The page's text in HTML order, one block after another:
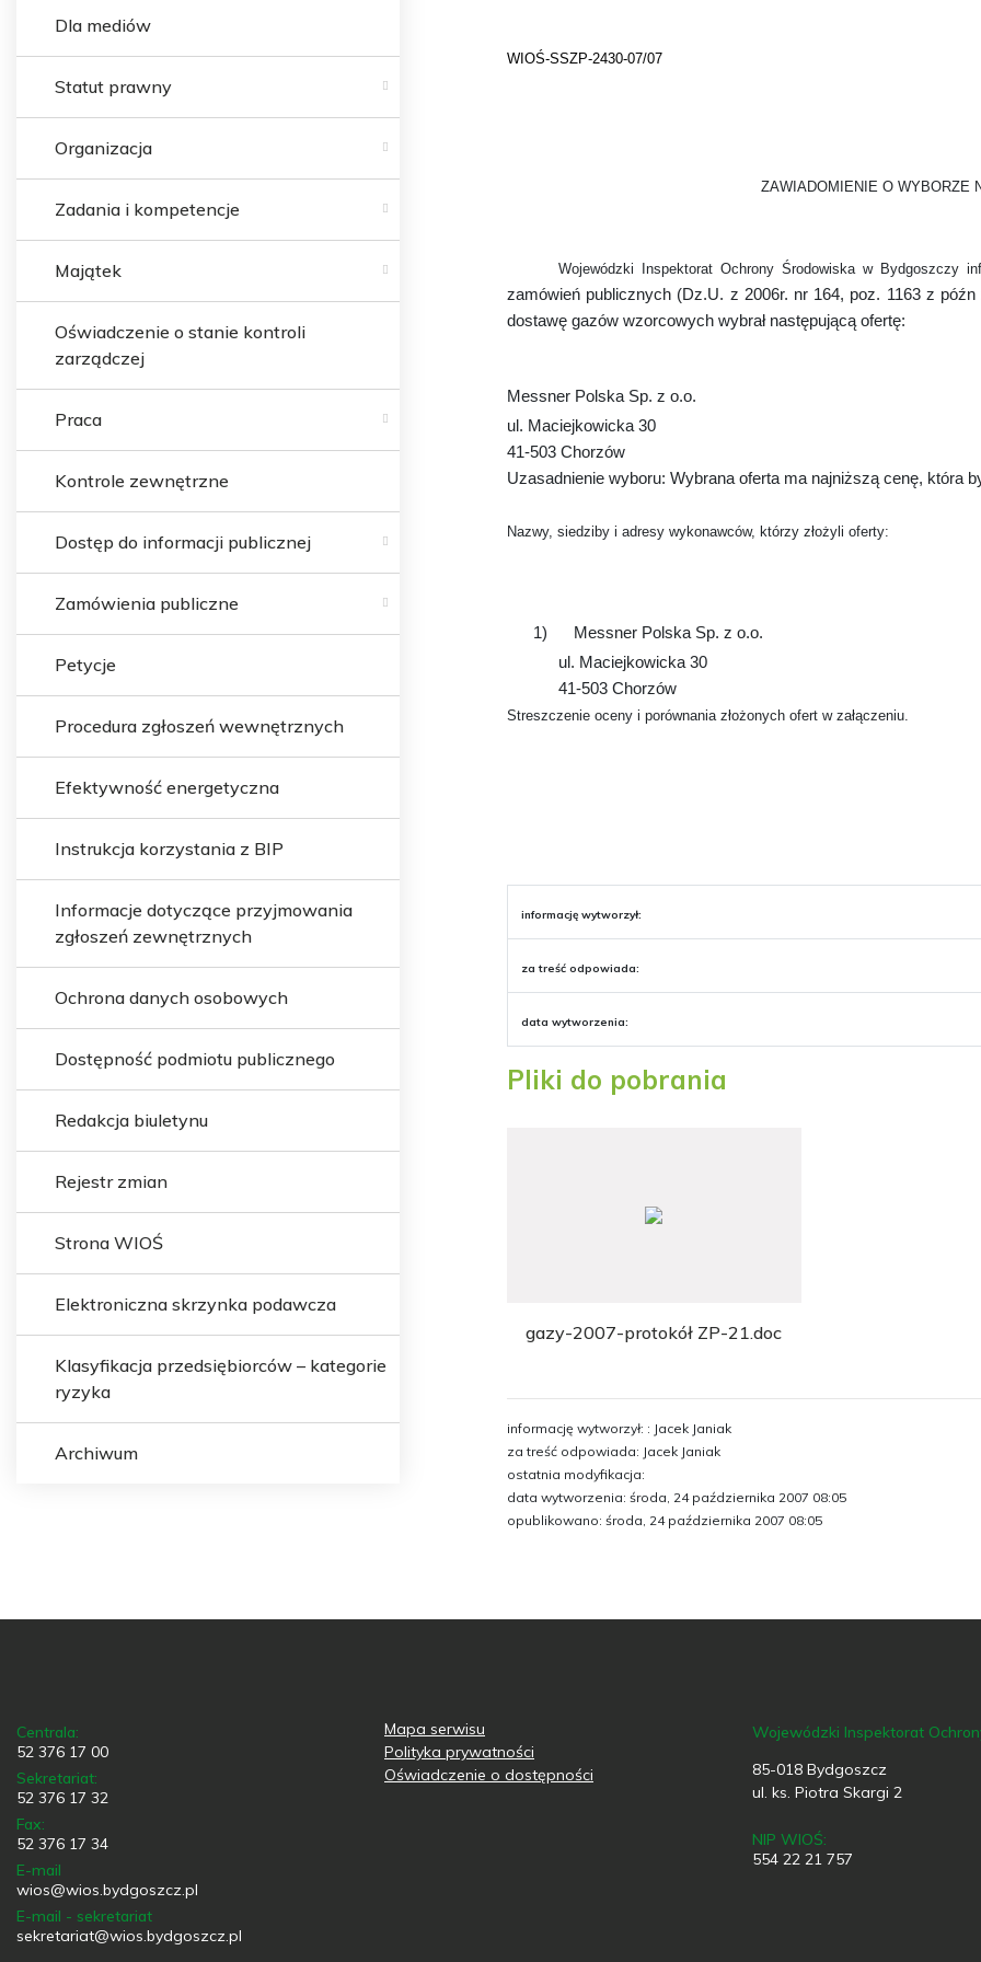
Dla mediów
Statut prawny
Organizacja
Zadania i kompetencje
Majątek
Oświadczenie o stanie kontroli
zarządczej
Praca
Kontrole zewnętrzne
Dostęp do informacji publicznej
Zamówienia publiczne
Petycje
Procedura zgłoszeń wewnętrznych
Efektywność energetyczna
Instrukcja korzystania z BIP
Informacje dotyczące przyjmowania
zgłoszeń zewnętrznych
Ochrona danych osobowych
Dostępność podmiotu publicznego
Redakcja biuletynu
Rejestr zmian
Strona WIOŚ
Elektroniczna skrzynka podawcza
Klasyfikacja przedsiębiorców – kategorie
ryzyka
Archiwum
WIOŚ-SSZP-2430-07/07
ZAWIADOMIENIE O WYBORZE
Wojewódzki Inspektorat Ochrony Środowiska w Bydgoszczy
zamówień publicznych (Dz.U. z 2006r. nr 164, poz. 1163 z
dostawę gazów wzorcowych wybrał następującą ofertę:
Messner Polska Sp. z o.o.
ul. Maciejkowicka 30
41-503 Chorzów
Uzasadnienie wyboru: Wybrana oferta ma najniższą cenę, która
Nazwy, siedziby i adresy wykonawców, którzy złożyli oferty:
1)
Messner Polska Sp. z o.o.
ul. Maciejkowicka 30
41-503 Chorzów
Streszczenie oceny i porównania złożonych ofert w załączeniu.
informację wytworzył:
za treść odpowiada:
data wytworzenia:
Pliki do pobrania
gazy-2007-protokół ZP-21.doc
informację wytworzył: : Jacek Janiak
za treść odpowiada: Jacek Janiak
ostatnia modyfikacja:
data wytworzenia: środa, 24 października 2007 08:05
opublikowano: środa, 24 października 2007 08:05
Centrala:
52 376 17 00
Sekretariat:
52 376 17 32
Fax:
52 376 17 34
E-mail
wios@wios.bydgoszcz.pl
E-mail - sekretariat
sekretariat@wios.bydgoszcz.pl
Mapa serwisu
Polityka prywatności
Oświadczenie o dostępności
Wojewódzki Inspektorat
85-018 Bydgoszcz
ul. ks. Piotra Skargi 2
NIP WIOŚ:
554 22 21 757